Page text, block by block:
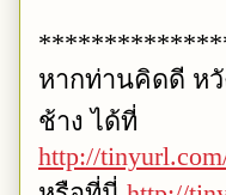
หากท่านคิดดี ห
ช้าง ได้ที่
http://